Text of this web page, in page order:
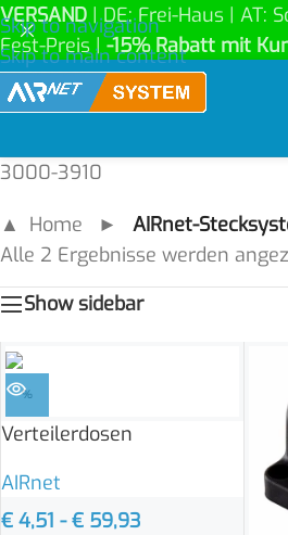
Skip to navigation
Skip to main content
VERSAND | DE: Frei-Haus | AT:
Fest-Preis |-15% Rabatt mit
3000-3910
▲ Home ► AIRnet-
Alle 2 Ergebnisse werden
Show sidebar
%
Verteilerdosen
AIRnet
€ 4,51 -€ 59,93